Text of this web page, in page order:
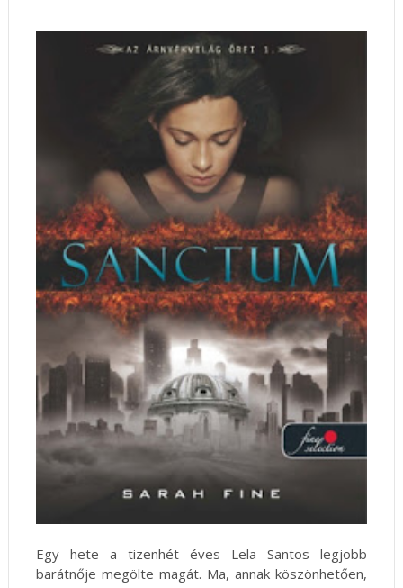
Egy hete a tizenhét éves Lela Santos legjobb
barátnője megölte magát. Ma, annak köszönhetően,